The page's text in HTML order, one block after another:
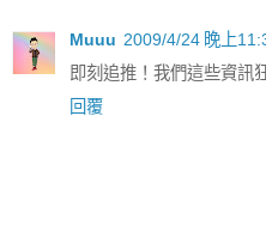
Muuu 2009/4/24 晚上
即刻追推！我們這些資訊
回覆